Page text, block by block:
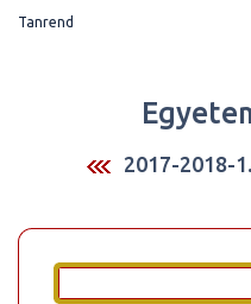
Tanrend
2017-2018-